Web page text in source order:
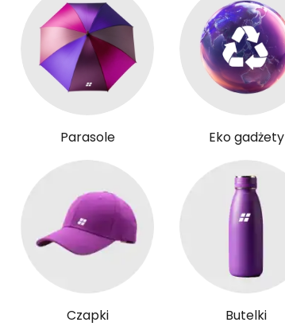
Parasole Eko gadżety
Czapki Butelki